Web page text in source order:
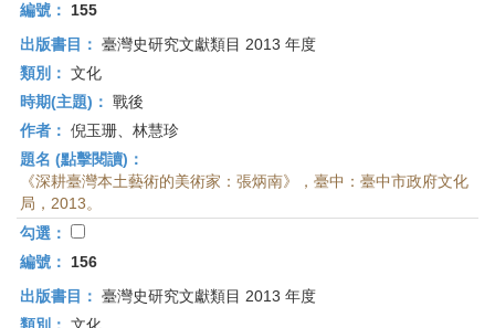
編號：
155
出版書目： 臺灣史研究文獻類目 2013 年度
類別： 文化
時期(主題)： 戰後
作者： 倪玉珊、林慧珍
題名 (點擊閱讀)：
《深耕臺灣本土藝術的美術家：張炳南》，臺中：臺中市政府文化
局，2013。
勾選：
編號：
156
出版書目： 臺灣史研究文獻類目 2013 年度